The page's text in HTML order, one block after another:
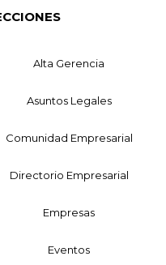
Alta Gerencia
Asuntos Legales
Comunidad Empresarial
Directorio Empresarial
Empresas
Eventos